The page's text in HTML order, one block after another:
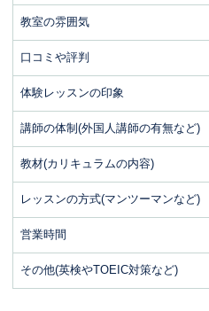
教室の雰囲気
口コミや評判
体験レッスンの印象
講師の体制(外国人講師の有無など)
教材(カリキュラムの内容)
レッスンの方式(マンツーマンなど)
営業時間
その他(英検やTOEIC対策など)